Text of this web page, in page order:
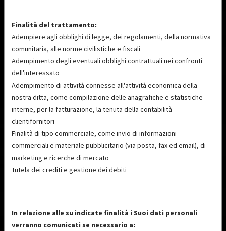
Finalità del trattamento:
Adempiere agli obblighi di legge, dei regolamenti, della normativa
comunitaria, alle norme civilistiche e fiscali
Adempimento degli eventuali obblighi contrattuali nei confronti
dell'interessato
Adempimento di attività connesse all'attività economica della
nostra ditta, come compilazione delle anagrafiche e statistiche
interne, per la fatturazione, la tenuta della contabilità
clientifornitori
Finalità di tipo commerciale, come invio di informazioni
commerciali e materiale pubblicitario (via posta, fax ed email), di
marketing e ricerche di mercato
Tutela dei crediti e gestione dei debiti
In relazione alle su indicate finalità i Suoi dati personali
verranno comunicati se necessario a: